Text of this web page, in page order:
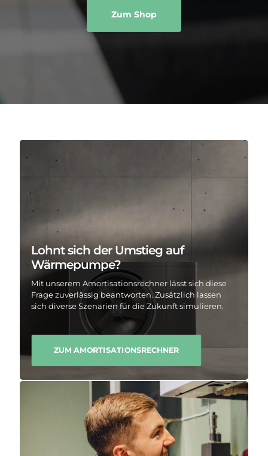
Zum Shop
Lohnt sich der Umstieg auf
Wärmepumpe?
Mit unserem Amortisationsrechner lässt sich diese
Frage zuverlässig beantworten. Zusätzlich lassen
sich diverse Szenarien für die Zukunft simulieren.
ZUM AMORTISATIONSRECHNER